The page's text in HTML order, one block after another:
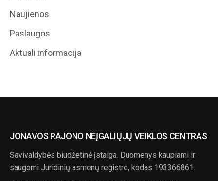
Naujienos
Paslaugos
Aktuali informacija
JONAVOS RAJONO NEĮGALIŲJŲ VEIKLOS CENTRAS
Savivaldybės biudžetinė įstaiga. Duomenys kaupiami ir
saugomi Juridinių asmenų registre, kodas 193366861.